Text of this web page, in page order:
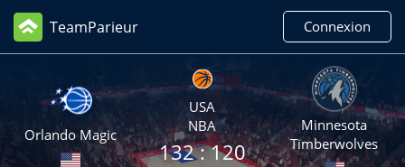
TeamParieur Connexion
Orlando Magic
USA
NBA
132: 120
Minnesota
Timberwolves